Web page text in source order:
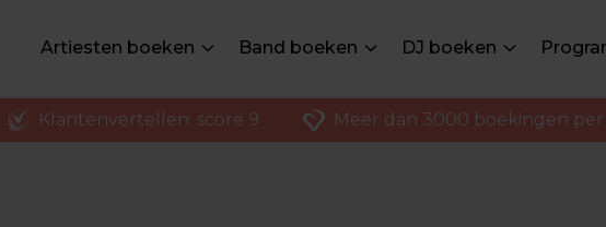
Artiesten boeken Band boeken DJ boeken
Klantenvertellen: score 9 Meer dan 3000 boekingen per